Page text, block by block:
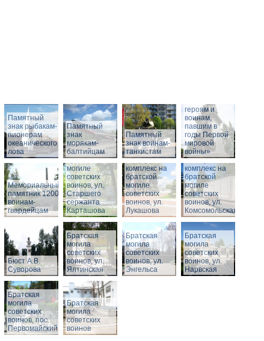
Памятный
знак рыбакам-
пионерам
океанического
лова
Памятный
знак
морякам-
балтийцам
Памятный
знак воинам-
танкистам
героям и
воинам,
павшим в
годы Первой
мировой
войны»
Мемориальный
памятник 1200
воинам-
гвардейцам
Мемориальный
комплекс на
братской
могиле
советских
воинов, ул.
Старшего
сержанта
Карташова
Мемориальный
комплекс на
братской
могиле
советских
воинов, ул.
Лукашова
Мемориальный
комплекс на
братской
могиле
советских
воинов, ул.
Комсомольская
Бюст А.В.
Суворова
Братская
могила
советских
воинов, ул.
Ялтинская
Братская
могила
советских
воинов, ул.
Энгельса
Братская
могила
советских
воинов, ул.
Нарвская
Братская
могила
советских
воинов, пос.
Первомайский
Братская
могила
советских
воинов